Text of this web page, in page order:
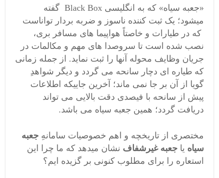
«جعبه سیاه» که به انگلیسی Black Box گفته
میشود؛ یک ثبت کننده ناسوز و ضربه بردار تواناست
که در طیارات و خاصتاً هواپیما های مسافر بری،
نصب شده است تا سروصدا های مهم و مکالمات در
جریان وظایف محوله آنها را ثبت نماید. از جمله زمانی
که طیاره ای دچار سانحه می گردد و دیگر شواهدِ
گویا از آن بر جا نمی ماند؛ آخرین جاییکه اطلاعات
پیش از سانحه با فیصدی دقت بالایی می تواند
دریافت گردد؛ همین جعبه سیاه می باشد.
مختصری از تاریخچه و اهم خصوصیات سامانهِ جعبه
سیاه یا جعبه غیرشفاف نشان میدهد که ما چرا این
استعاره را برای مطلوب کنونی بر گزیده ایم؟